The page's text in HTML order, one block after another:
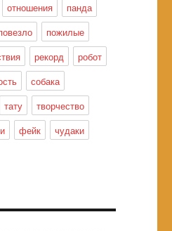
отношения
панда
пожилые
рекорд
робот
собака
тату
творчество
фейк
чудаки